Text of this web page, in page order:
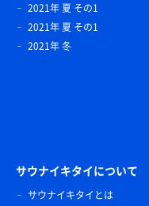
2021年 夏 その1
2021年 夏 その1
2021年 冬
サウナイキタイについて
サウナイキタイとは